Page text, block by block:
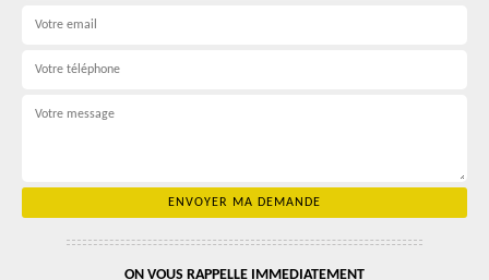
ON VOUS RAPPELLE IMMEDIATEMENT